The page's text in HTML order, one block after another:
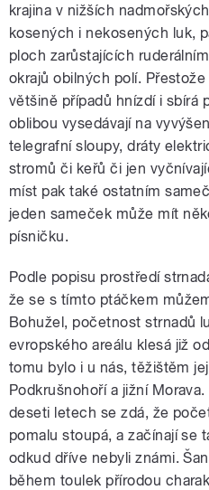
krajina v nižších
kosených i nekosených luk,
ploch zarůstajících
okrajů obilných polí.
většině případů hnízdí i sbírá
oblibou vysedávají na
telegrafní sloupy, dráty
stromů či keřů či jen
míst pak také ostatním
jeden sameček může mít
písničku.
Podle popisu prostředí
že se s tímto ptáčkem
Bohužel, početnost strnadů
evropského areálu klesá již
tomu bylo i u nás, těžištěm
Podkrušnohoří a jižní
deseti letech se zdá, že
pomalu stoupá, a začínají se
odkud dříve nebyli známi.
během toulek přírodou